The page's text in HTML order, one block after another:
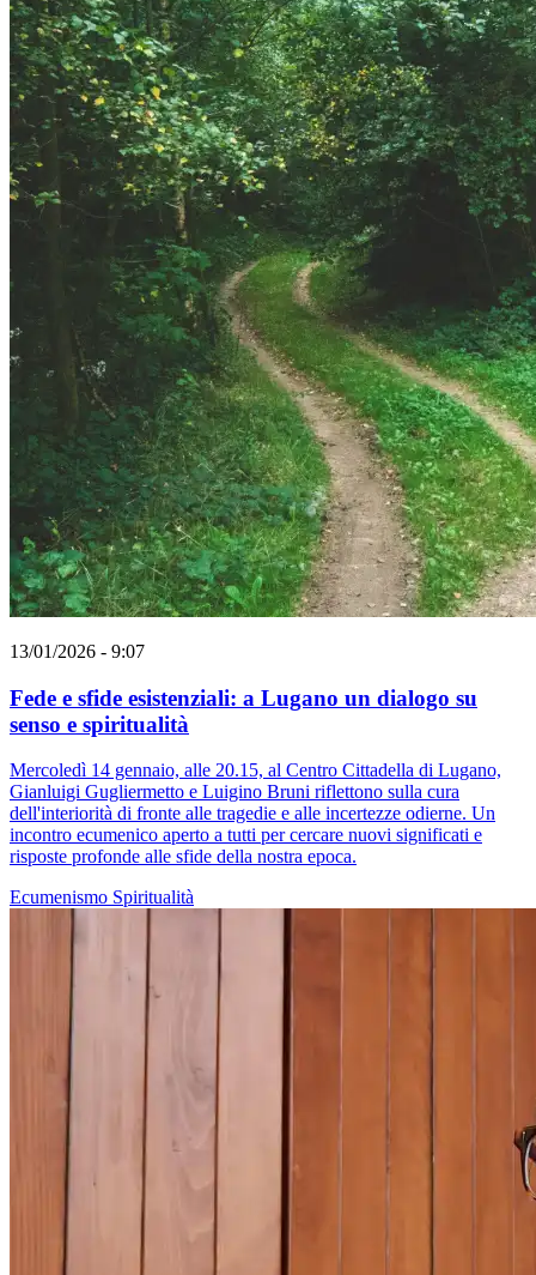
13/01/2026 - 9:07
Fede e sfide esistenziali: a Lugano un dialogo su
senso e spiritualità
Mercoledì 14 gennaio, alle 20.15, al Centro Cittadella di Lugano,
Gianluigi Gugliermetto e Luigino Bruni riflettono sulla cura
dell'interiorità di fronte alle tragedie e alle incertezze odierne. Un
incontro ecumenico aperto a tutti per cercare nuovi significati e
risposte profonde alle sfide della nostra epoca.
Ecumenismo Spiritualità